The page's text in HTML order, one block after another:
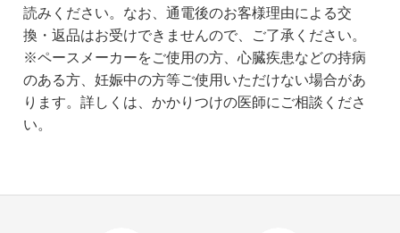
読みください。なお、通電後のお客様理由による交
換・返品はお受けできませんので、ご了承ください。
※ペースメーカーをご使用の方、心臓疾患などの持病
のある方、妊娠中の方等ご使用いただけない場合があ
ります。詳しくは、かかりつけの医師にご相談くださ
い。